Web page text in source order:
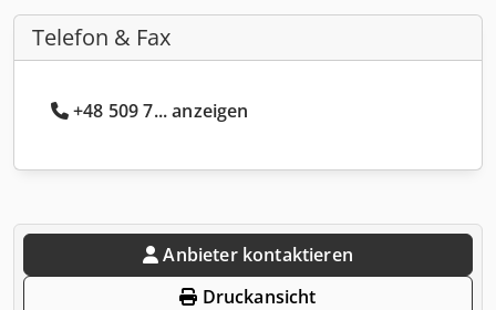
Telefon & Fax
+48 509 7... anzeigen
Anbieter kontaktieren
Druckansicht